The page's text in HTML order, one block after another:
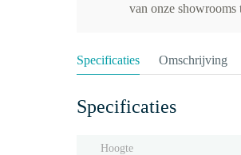
van onze showrooms
Specificaties Omschrijving
Specificaties
Hoogte